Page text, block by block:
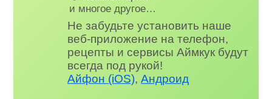
и многое другое…
Не забудьте установить наше
веб-приложение на телефон,
рецепты и сервисы Аймкук будут
всегда под рукой!
Айфон (iOS),Андроид